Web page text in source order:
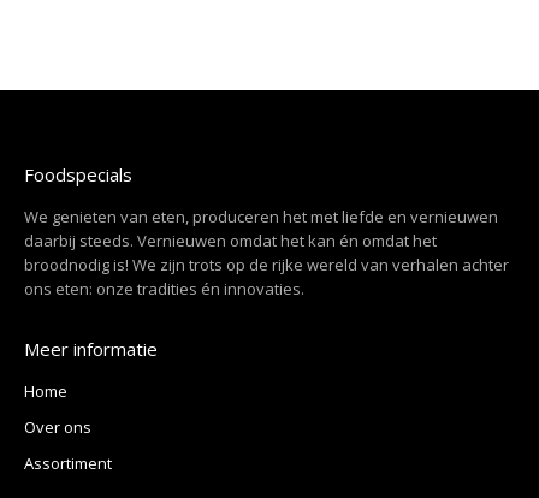
Foodspecials
We genieten van eten, produceren het met liefde en vernieuwen
daarbij steeds. Vernieuwen omdat het kan én omdat het
broodnodig is! We zijn trots op de rijke wereld van verhalen achter
ons eten: onze tradities én innovaties.
Meer informatie
Home
Over ons
Assortiment